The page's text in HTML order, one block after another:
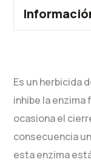
Es un herbicida
inhibe la
ocasiona el
consecuencia
esta enzima